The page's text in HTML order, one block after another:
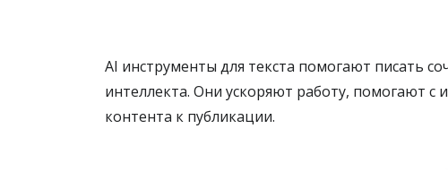
AI инструменты для текста помогают писать
интеллекта. Они ускоряют работу, помогают
контента к публикации.